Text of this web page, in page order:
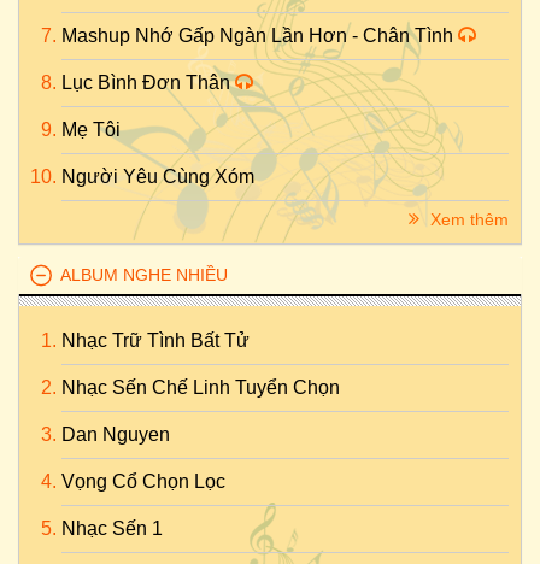
Mashup Nhớ Gấp Ngàn Lần Hơn - Chân Tình
Lục Bình Đơn Thân
Mẹ Tôi
Người Yêu Cùng Xóm
Xem thêm
ALBUM NGHE NHIỀU
Nhạc Trữ Tình Bất Tử
Nhạc Sến Chế Linh Tuyển Chọn
Dan Nguyen
Vọng Cổ Chọn Lọc
Nhạc Sến 1